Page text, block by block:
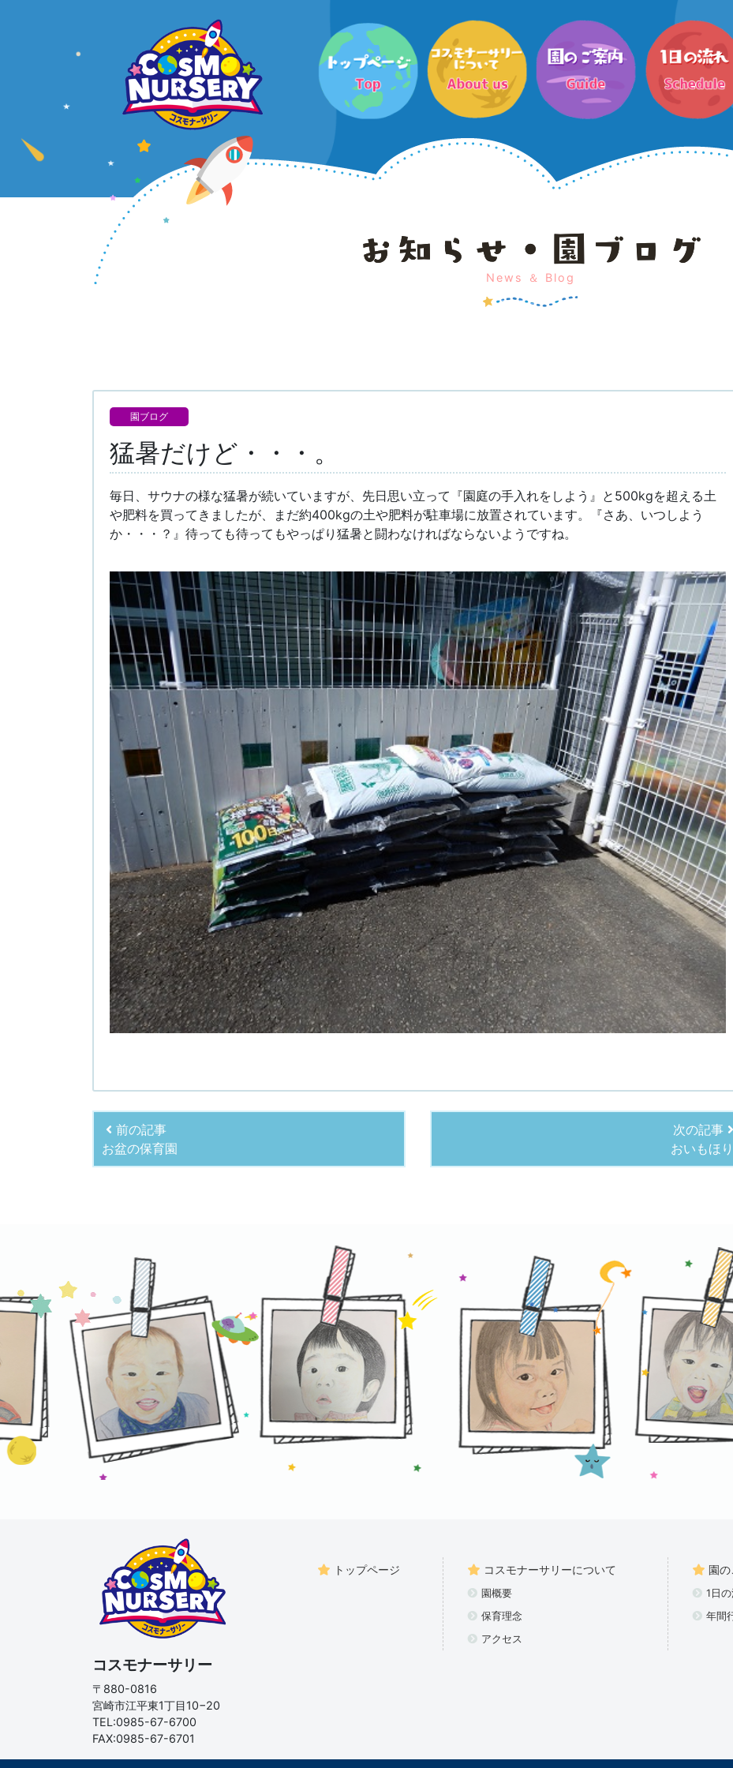
News ＆ Blog
園ブログ
猛暑だけど・・・。
毎日、サウナの様な猛暑が続いていますが、先日思い立って『園庭の手入れをしよう』と500kgを超える土
や肥料を買ってきましたが、まだ約400kgの土や肥料が駐車場に放置されています。『さあ、いつしよう
か・・・？』待っても待ってもやっぱり猛暑と闘わなければならないようですね。
前の記事
お盆の保育園
次の記事
おいもほり
コスモナーサリー
〒880-0816
宮崎市江平東1丁目10−20
TEL:0985-67-6700
FAX:0985-67-6701
トップページ コスモナーサリーについて
園概要
保育理念
アクセス
園
1日
年間